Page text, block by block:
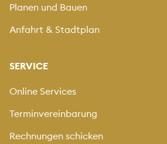
Planen und Bauen
Anfahrt & Stadtplan
SERVICE
Online Services
Terminvereinbarung
Rechnungen schicken